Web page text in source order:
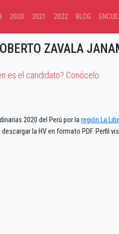
2020 2021 2022 BLOG
ZAVALA
es el candidato? Conócelo
2020 del Perú por laregión La
la HV en formato PDF. Perfil